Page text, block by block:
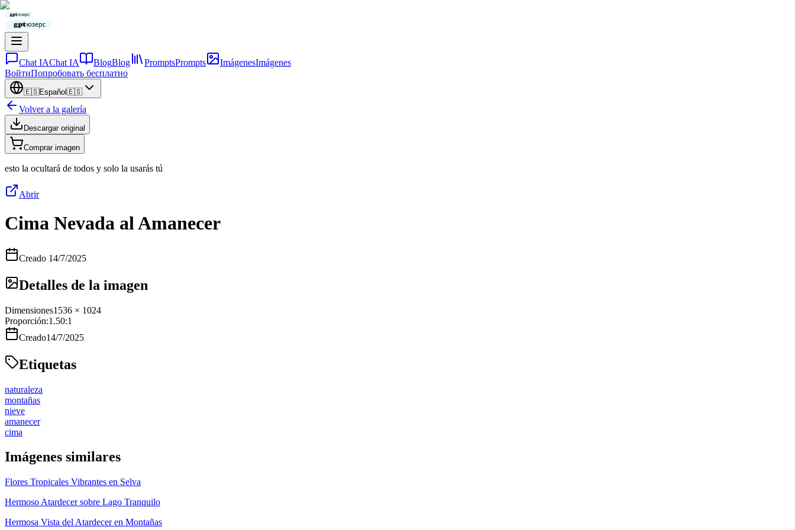
Chat IAChat IA BlogBlog PromptsPrompts ImágenesImágenes
ВойтиПопробовать бесплатно
🇪🇸Español 🇪🇸
Volver a la galería
Descargar original
Comprar imagen
esto la ocultará de todos y solo la usarás tú
Abrir
Cima Nevada al Amanecer
Creado 14/7/2025
Detalles de la imagen
Dimensiones1536 × 1024
Proporción:1.50:1
Creado14/7/2025
Etiquetas
naturaleza
montañas
nieve
amanecer
cima
Imágenes similares
Flores Tropicales Vibrantes en Selva
Hermoso Atardecer sobre Lago Tranquilo
Hermosa Vista del Atardecer en Montañas